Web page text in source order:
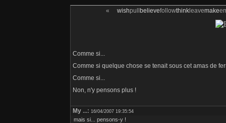
« wishpull believefollowthinkleavemake
Comme si...
Comme si quelque chose se tenait sous cet amas de
Comme si...
Non, n'y pensons plus !
My ...: 16/04/2007 19:35:54
mais si... pensons-y !